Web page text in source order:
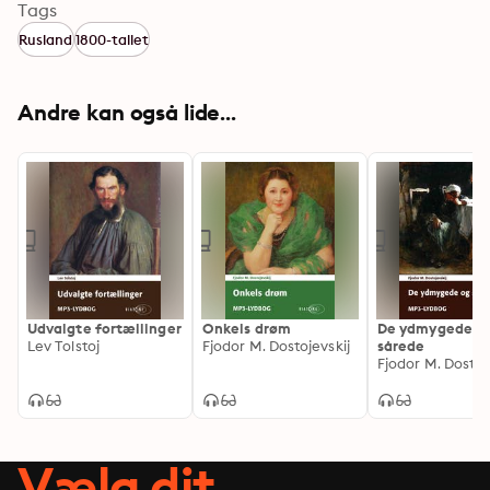
Tags
Rusland1800-tallet
Andre kan også lide...
Udvalgte fortællinger
Lev Tolstoj
Onkels drøm
Fjodor M. Dostojevskij
De ydmygede
sårede
Fjodor M.